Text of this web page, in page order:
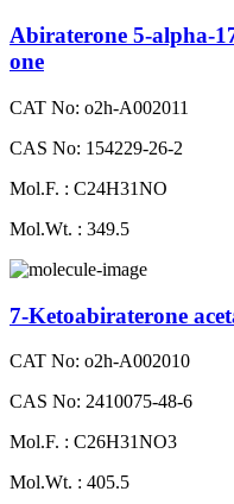
Abiraterone 5-alpha-
one
CAT No: o2h-A002011
CAS No: 154229-26-2
Mol.F. : C24H31NO
Mol.Wt. : 349.5
7-Ketoabiraterone
CAT No: o2h-A002010
CAS No: 2410075-48-6
Mol.F. : C26H31NO3
Mol.Wt. : 405.5